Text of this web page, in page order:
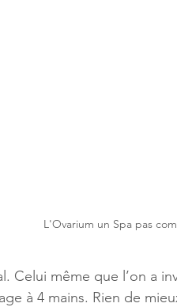
L'Ovarium un Spa pas
Celui même que l’on a
à 4 mains. Rien de